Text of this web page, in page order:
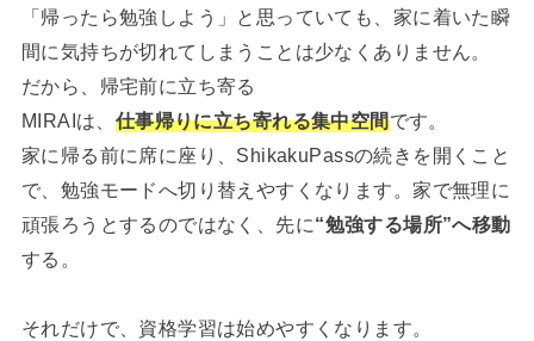
「帰ったら勉強しよう」と思っていても、家に着いた瞬
間に気持ちが切れてしまうことは少なくありません。
だから、帰宅前に立ち寄る
MIRAIは、 仕事帰りに立ち寄れる集中空間です。
家に帰る前に席に座り、ShikakuPassの続きを開くこと
で、勉強モードへ切り替えやすくなります。家で無理に
頑張ろうとするのではなく、先に“勉強する場所”へ移動
する。
それだけで、資格学習は始めやすくなります。